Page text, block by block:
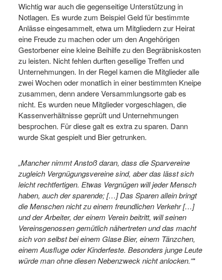
Wichtig war auch die gegenseitige Unterstützung in
Notlagen. Es wurde zum Beispiel Geld für bestimmte
Anlässe eingesammelt, etwa um Mitgliedern zur Heirat
eine Freude zu machen oder um den Angehörigen
Gestorbener eine kleine Beihilfe zu den Begräbniskosten
zu leisten. Nicht fehlen durften gesellige Treffen und
Unternehmungen. In der Regel kamen die Mitglieder alle
zwei Wochen oder monatlich in einer bestimmten Kneipe
zusammen, denn andere Versammlungsorte gab es
nicht. Es wurden neue Mitglieder vorgeschlagen, die
Kassenverhältnisse geprüft und Unternehmungen
besprochen. Für diese galt es extra zu sparen. Dann
wurde Skat gespielt und Bier getrunken.
„Mancher nimmt Anstoß daran, dass die Sparvereine
zugleich Vergnügungsvereine sind, aber das lässt sich
leicht rechtfertigen. Etwas Vergnügen will jeder Mensch
haben, auch der sparende; […] Das Sparen allein bringt
die Menschen nicht zu einem freundlichen Verkehr […]
und der Arbeiter, der einem Verein beitritt, will seinen
Vereinsgenossen gemütlich nähertreten und das macht
sich von selbst bei einem Glase Bier, einem Tänzchen,
einem Ausfluge oder Kinderfeste. Besonders junge Leute
würde man ohne diesen Nebenzweck nicht anlocken.“*